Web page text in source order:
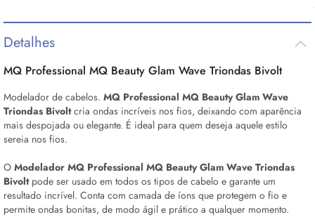
Detalhes
MQ Professional MQ Beauty Glam Wave Triondas Bivolt
Modelador de cabelos. MQ Professional MQ Beauty Glam Wave
Triondas Bivoltcria ondas incríveis nos fios, deixando com aparência
mais despojada ou elegante. É ideal para quem deseja aquele estilo
sereia nos fios.
O Modelador MQ Professional MQ Beauty Glam Wave Triondas
Bivolt pode ser usado em todos os tipos de cabelo e garante um
resultado incrível. Conta com camada de íons que protegem o fio e
permite ondas bonitas, de modo ágil e prático a qualquer momento.